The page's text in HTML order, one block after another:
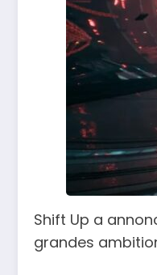
Shift Up a
grandes